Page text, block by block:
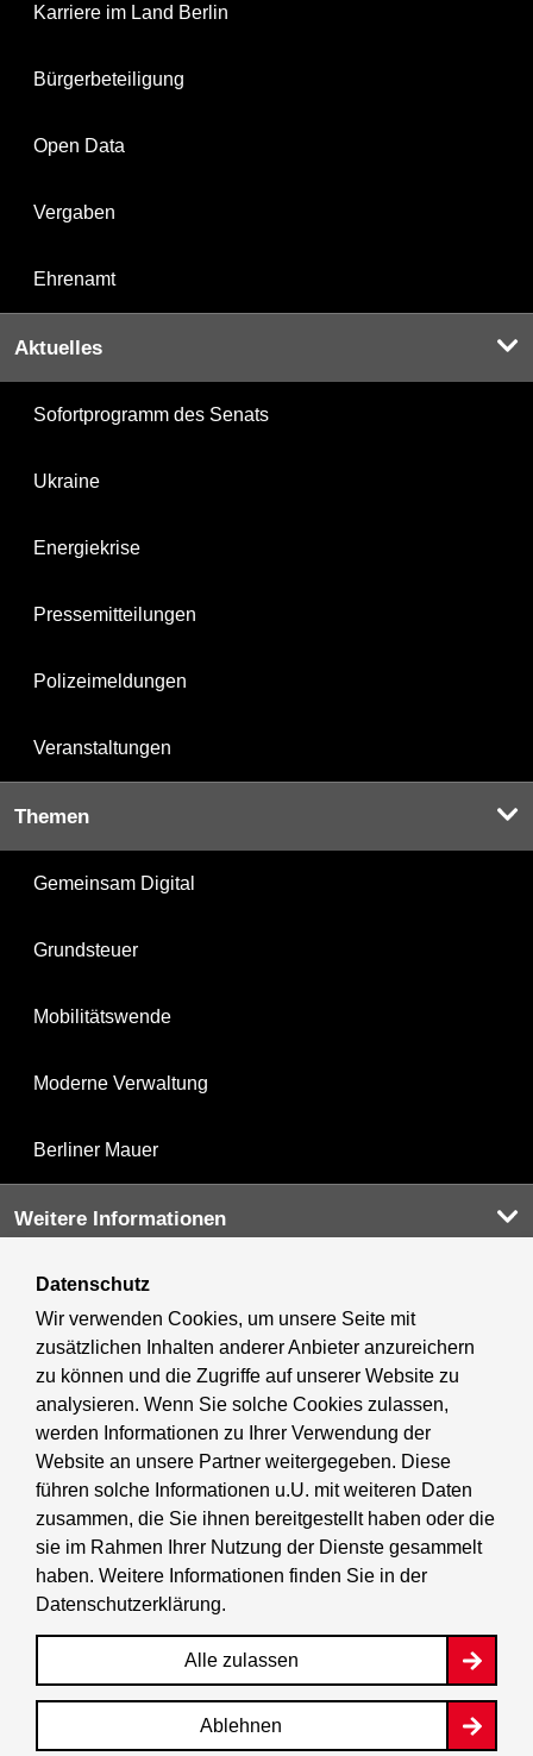
Karriere im Land Berlin
Bürgerbeteiligung
Open Data
Vergaben
Ehrenamt
Aktuelles
Sofortprogramm des Senats
Ukraine
Energiekrise
Pressemitteilungen
Polizeimeldungen
Veranstaltungen
Themen
Gemeinsam Digital
Grundsteuer
Mobilitätswende
Moderne Verwaltung
Berliner Mauer
Weitere Informationen
Kultur & Ausgehen
Tourismus
Wirtschaft
Stadtleben
BerlinFinder
Berlin.de ist ein Angebot des Landes Berlin. Weitere
Informationen hierzu finden Sie im
Datenschutz
Wir verwenden Cookies, um unsere Seite mit
zusätzlichen Inhalten anderer Anbieter anzureichern
zu können und die Zugriffe auf unserer Website zu
analysieren. Wenn Sie solche Cookies zulassen,
werden Informationen zu Ihrer Verwendung der
Website an unsere Partner weitergegeben. Diese
führen solche Informationen u.U. mit weiteren Daten
zusammen, die Sie ihnen bereitgestellt haben oder die
sie im Rahmen Ihrer Nutzung der Dienste gesammelt
haben. Weitere Informationen finden Sie in der
Datenschutzerklärung.
Ablehnen
Alle zulassen